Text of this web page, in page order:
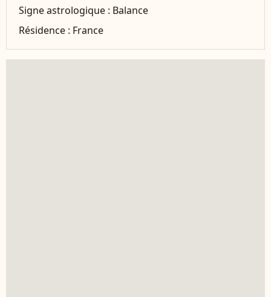
Signe astrologique : Balance
Résidence : France